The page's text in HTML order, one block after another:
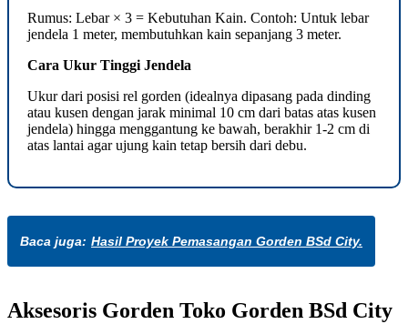
Rumus: Lebar × 3 = Kebutuhan Kain. Contoh: Untuk lebar
jendela 1 meter, membutuhkan kain sepanjang 3 meter.
Cara Ukur Tinggi Jendela
Ukur dari posisi rel gorden (idealnya dipasang pada dinding
atau kusen dengan jarak minimal 10 cm dari batas atas kusen
jendela) hingga menggantung ke bawah, berakhir 1-2 cm di
atas lantai agar ujung kain tetap bersih dari debu.
Baca juga: Hasil Proyek Pemasangan Gorden BSd City.
Aksesoris Gorden Toko Gorden BSd City